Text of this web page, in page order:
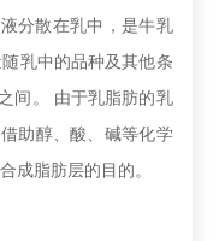
分散在乳中，是牛乳
乳中的品种及其他条
间。
由于乳脂肪的乳
助醇、酸、碱等化学
成脂肪层的目的。